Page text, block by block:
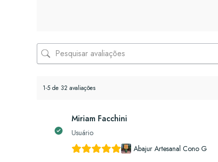
1-5 de 32 avaliações
Miriam Facchini
Usuário
Abajur Artesanal Cono G